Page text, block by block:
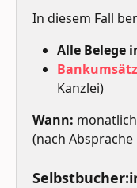
In diesem Fall
Alle Belege
Kanzlei)
Wann:
(nach